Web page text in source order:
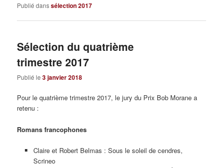
Publié danssélection 2017
Sélection du quatrième
trimestre 2017
Publié le3 janvier 2018
Pour le quatrième trimestre 2017, le jury du Prix Bob Morane a
retenu :
Romans francophones
Claire et Robert Belmas : Sous le soleil de cendres,
Scrineo